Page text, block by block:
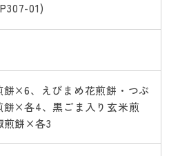
01)
餅×6、えびまめ花煎餅・つぶ
餅×各4、黒ごま入り玄米煎
煎餅×各3